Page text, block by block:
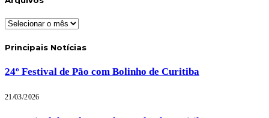
Arquivos
Principais Notícias
24º Festival de Pão com Bolinho de Curitiba
21/03/2026